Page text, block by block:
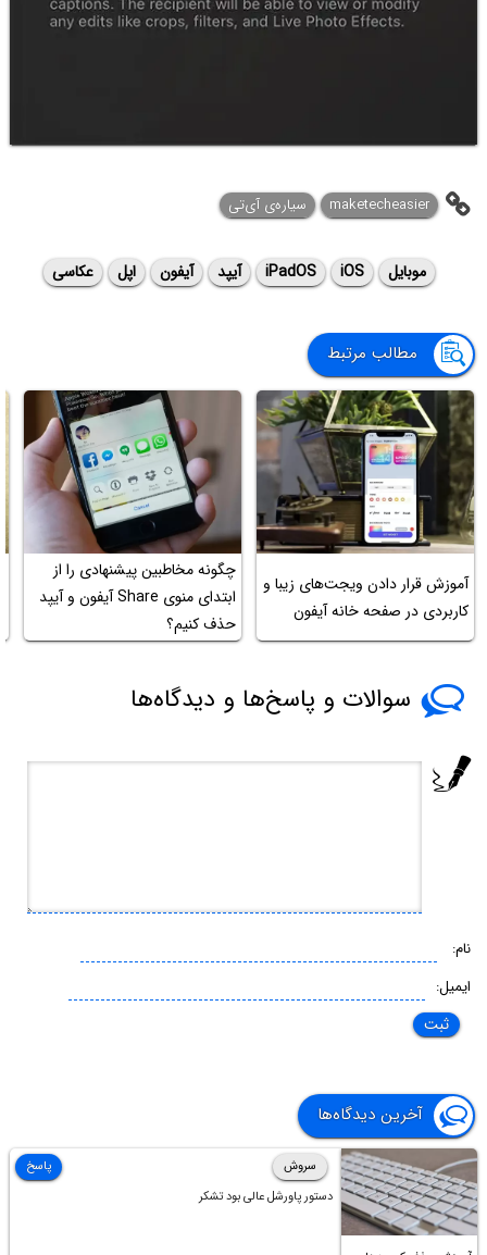
maketecheasier سیاره‌ی آی‌تی
موبایل iOS
iPadOS آیپد آیفون اپل عکاسی
مطالب مرتبط
آموزش قرار دادن ویجت‌های زیبا و
کاربردی در صفحه خانه آیفون
چگونه مخاطبین پیشنهادی را از
ابتدای منوی Share آیفون و آیپد
حذف کنیم؟
سوالات و پاسخ‌ها و دیدگاه‌ها
نام:
ایمیل:
آخرین دیدگاه‌ها
سروش
دستور پاورشل عالی بود تشکر
پاسخ